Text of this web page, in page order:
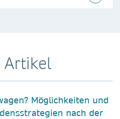
Artikel
Möglichkeiten und
nach der